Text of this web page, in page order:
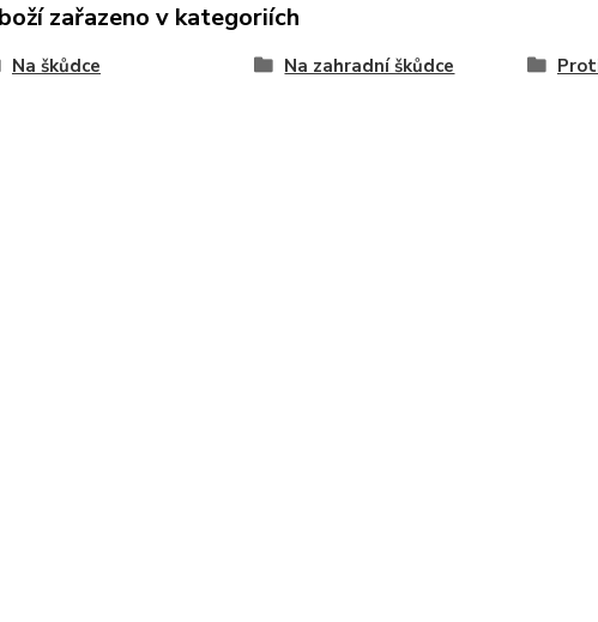
zařazeno v kategoriích
Na škůdce Na zahradní škůdce